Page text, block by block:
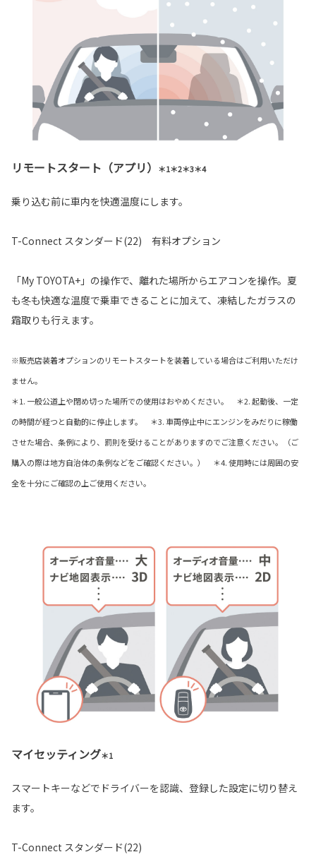
リモートスタート（アプリ） ＊1＊2＊3＊4
乗り込む前に車内を快適温度にします。
T-Connect スタンダード(22) 有料オプション
「My TOYOTA+」の操作で、離れた場所からエアコンを操作。夏
も冬も快適な温度で乗車できることに加えて、凍結したガラスの
霜取りも行えます。
※販売店装着オプションのリモートスタートを装着している場合はご利用いただけ
ません。
＊1. 一般公道上や閉め切った場所での使用はおやめください。 ＊2. 起動後、一定
の時間が経つと自動的に停止します。 ＊3. 車両停止中にエンジンをみだりに稼働
させた場合、条例により、罰則を受けることがありますのでご注意ください。（ご
購入の際は地方自治体の条例などをご確認ください。） ＊4. 使用時には周囲の安
全を十分にご確認の上ご使用ください。
マイセッティング＊1
スマートキーなどでドライバーを認識、登録した設定に切り替え
ます。
T-Connect スタンダード(22)